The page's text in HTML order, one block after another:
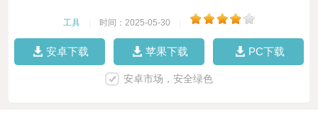
工具 时间：2025-05-30
安卓下载 苹果下载 PC下载
安卓市场，安全绿色